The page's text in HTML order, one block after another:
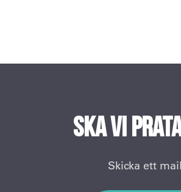
Ska vi
Skicka ett